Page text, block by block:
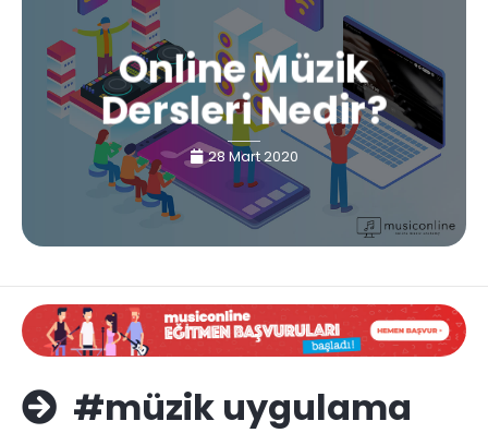
Online Müzik
Dersleri Nedir?
28 Mart 2020
#müzik uygulama